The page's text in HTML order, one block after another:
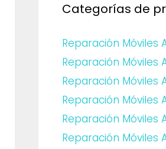
Categorías de
Reparación Móviles
Reparación Móviles
Reparación Móviles
Reparación Móviles
Reparación Móviles
Reparación Móviles